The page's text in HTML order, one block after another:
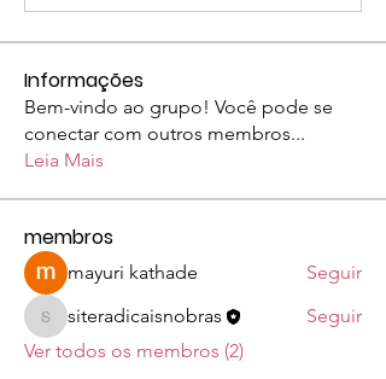
Informações
Bem-vindo ao grupo! Você pode se
conectar com outros membros...
Leia Mais
membros
mayuri kathade Seguir
siteradicaisnobras
siteradicaisnobras
Seguir
Ver todos os membros (2)